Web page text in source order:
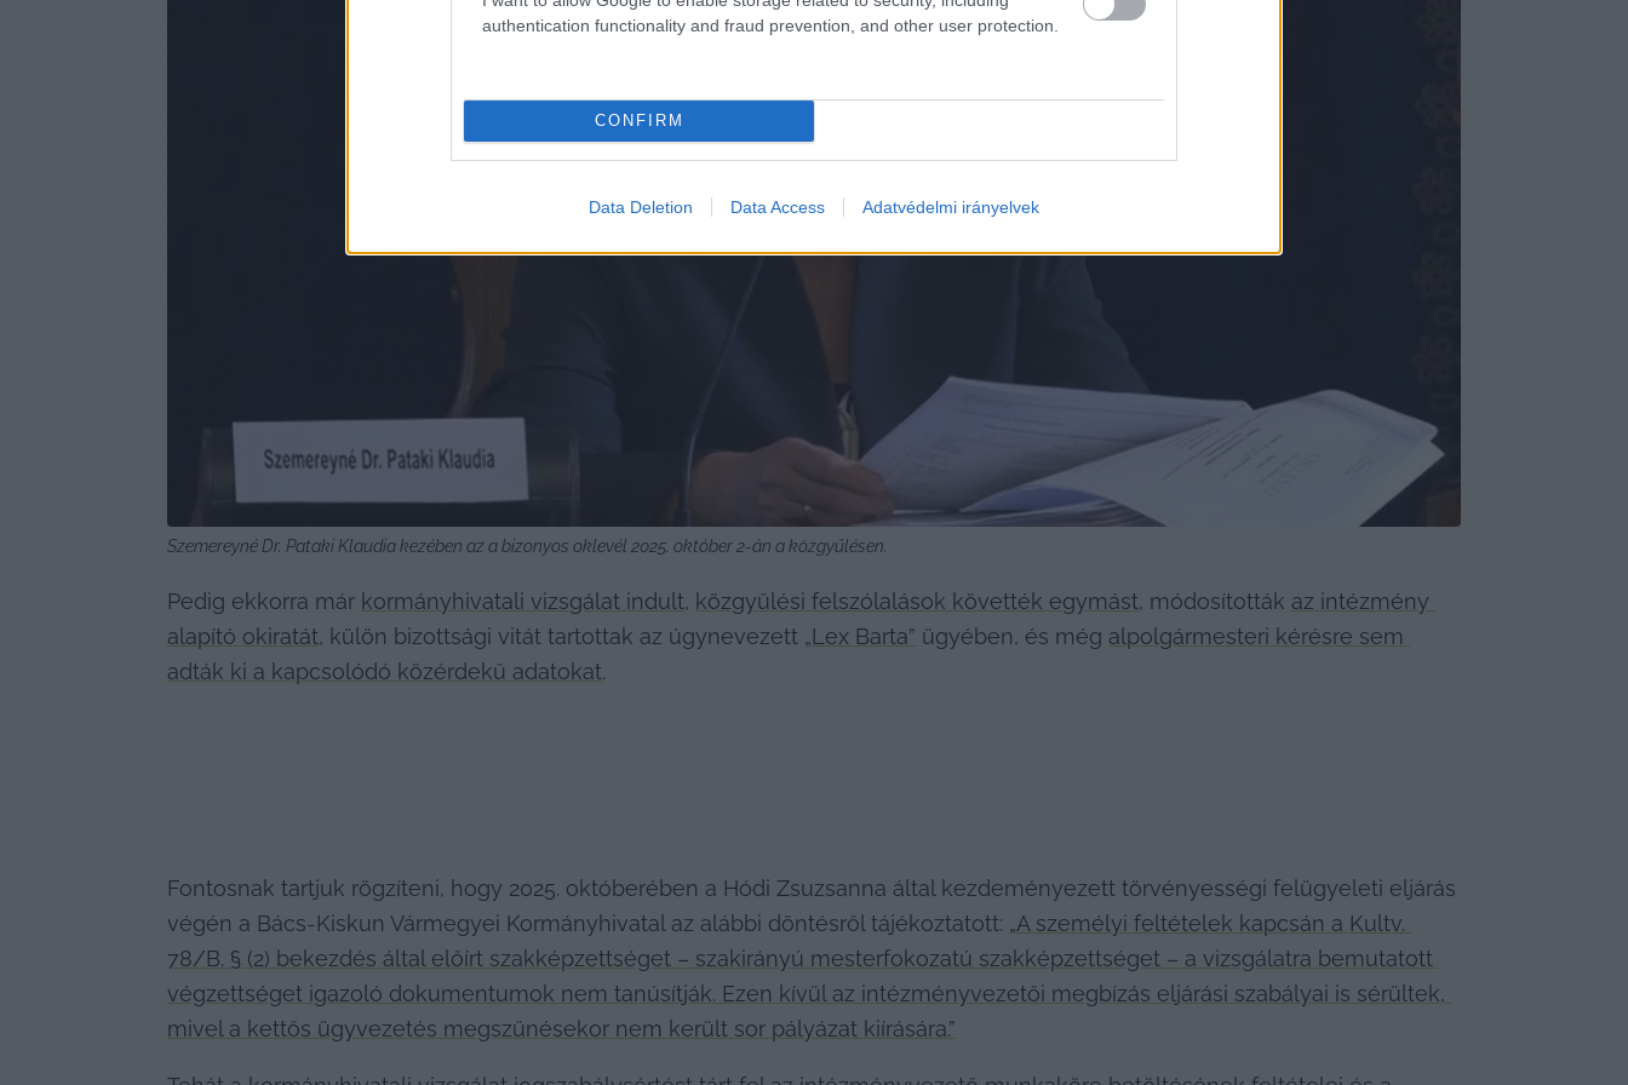
authentication functionality and fraud prevention, and other user protection.
CONFIRM
Data Deletion Data Access Adatvédelmi irányelvek
Szemereyné Dr. Pataki Klaudia kezében az a bizonyos oklevél 2025. október 2-án a közgyűlésen.
Pedig ekkorra már kormányhivatali vizsgálat indult, közgyűlési felszólalások követték egymást, módosították az intézmény
alapító okiratát, külön bizottsági vitát tartottak az úgynevezett „Lex Barta” ügyében, és még alpolgármesteri kérésre sem
adták ki a kapcsolódó közérdekű adatokat.
Fontosnak tartjuk rögzíteni, hogy 2025. októberében a Hódi Zsuzsanna által kezdeményezett törvényességi felügyeleti eljárás
végén a Bács-Kiskun Vármegyei Kormányhivatal az alábbi döntésről tájékoztatott: „A személyi feltételek kapcsán a Kultv.
78/B. § (2) bekezdés által előírt szakképzettséget – szakirányú mesterfokozatú szakképzettséget – a vizsgálatra bemutatott
végzettséget igazoló dokumentumok nem tanúsítják. Ezen kívül az intézményvezetői megbízás eljárási szabályai is sérültek,
mivel a kettős ügyvezetés megszűnésekor nem került sor pályázat kiírására.”